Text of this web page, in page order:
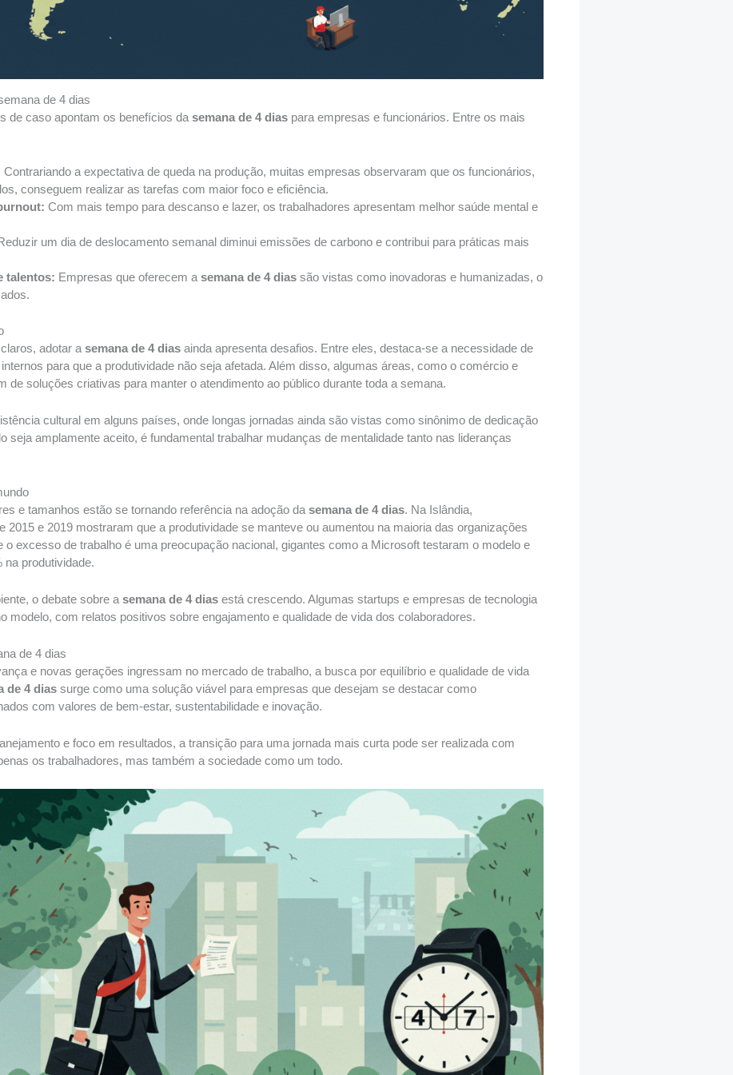
de 4 dias
de caso apontam os benefícios da semana de 4 dias para empresas e funcionários. Entre os mais
Contrariando a expectativa de queda na produção, muitas empresas observaram que os funcionários,
conseguem realizar as tarefas com maior foco e eficiência.
Com mais tempo para descanso e lazer, os trabalhadores apresentam melhor saúde mental e
um dia de deslocamento semanal diminui emissões de carbono e contribui para práticas mais
talentos: Empresas que oferecem a semana de 4 dias são vistas como inovadoras e humanizadas, o
adotar a semana de 4 dias ainda apresenta desafios. Entre eles, destaca-se a necessidade de
para que a produtividade não seja afetada. Além disso, algumas áreas, como o comércio e
de soluções criativas para manter o atendimento ao público durante toda a semana.
cultural em alguns países, onde longas jornadas ainda são vistas como sinônimo de dedicação
seja amplamente aceito, é fundamental trabalhar mudanças de mentalidade tanto nas lideranças
e tamanhos estão se tornando referência na adoção da semana de 4 dias. Na Islândia,
2015 e 2019 mostraram que a produtividade se manteve ou aumentou na maioria das organizações
o excesso de trabalho é uma preocupação nacional, gigantes como a Microsoft testaram o modelo e
na produtividade.
o debate sobre a semana de 4 dias está crescendo. Algumas startups e empresas de tecnologia
modelo, com relatos positivos sobre engajamento e qualidade de vida dos colaboradores.
de 4 dias
e novas gerações ingressam no mercado de trabalho, a busca por equilíbrio e qualidade de vida
de 4 dias surge como uma solução viável para empresas que desejam se destacar como
com valores de bem-estar, sustentabilidade e inovação.
e foco em resultados, a transição para uma jornada mais curta pode ser realizada com
os trabalhadores, mas também a sociedade como um todo.